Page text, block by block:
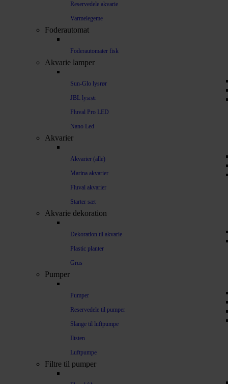
Reservedele akvarie
Varmelegeme
Foderautomat
Foderautomater fisk
Akvarie lamper
Sun-Glo lysrør
JBL lysrør
Fluval Pro LED
Nano Led
Akvarier
Akvarier (alle)
Marina akvarier
Fluval akvarier
Starter sæt
Akvarie dekoration
Dekoration til akvarie
Plastic planter
Grus
Pumper
Pumper
Reservedele til pumper
Slange til luftpumpe
Iltsten
Luftpumpe
Filtre til pumper